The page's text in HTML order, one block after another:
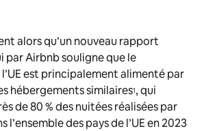
alors qu’un nouveau rapport
par Airbnb souligne que le
est principalement alimenté par
hébergements similaires1, qui
de 80 % des nuitées réalisées par
l’ensemble des pays de l’UE en 2023